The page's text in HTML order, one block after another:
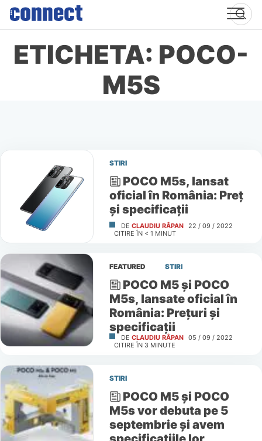
Skip
content
ETICHETA: POCO-
M5S
STIRI
POCO M5s, lansat
oficial în România: Preț
și specificații
DE CLAUDIU RÂPAN 22 / 09 / 2022
CITIRE ÎN < 1 MINUT
FEATURED STIRI
POCO M5 și POCO
M5s, lansate oficial în
România: Prețuri și
specificații
DE CLAUDIU RÂPAN 05 / 09 / 2022
CITIRE ÎN 3 MINUTE
STIRI
POCO M5 şi POCO
M5s vor debuta pe 5
septembrie şi avem